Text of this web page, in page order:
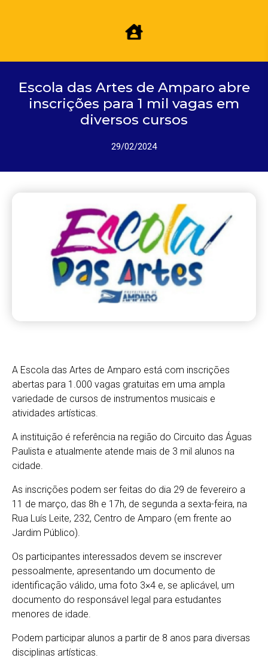
Escola das Artes de Amparo abre
inscrições para 1 mil vagas em
diversos cursos
29/02/2024
A Escola das Artes de Amparo está com inscrições
abertas para 1.000 vagas gratuitas em uma ampla
variedade de cursos de instrumentos musicais e
atividades artísticas.
A instituição é referência na região do Circuito das Águas
Paulista e atualmente atende mais de 3 mil alunos na
cidade.
As inscrições podem ser feitas do dia 29 de fevereiro a
11 de março, das 8h e 17h, de segunda a sexta-feira, na
Rua Luís Leite, 232, Centro de Amparo (em frente ao
Jardim Público).
Os participantes interessados devem se inscrever
pessoalmente, apresentando um documento de
identificação válido, uma foto 3×4 e, se aplicável, um
documento do responsável legal para estudantes
menores de idade.
Podem participar alunos a partir de 8 anos para diversas
disciplinas artísticas.